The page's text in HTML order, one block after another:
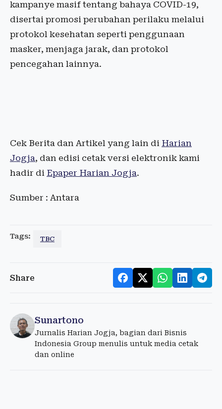
kampanye masif tentang bahaya COVID-19,
disertai promosi perubahan perilaku melalui
protokol kesehatan seperti penggunaan
masker, menjaga jarak, dan protokol
pencegahan lainnya.
Cek Berita dan Artikel yang lain di Harian
Jogja, dan edisi cetak versi elektronik kami
hadir di Epaper Harian Jogja.
Sumber : Antara
Tags: TBC
Share
Sunartono
Jurnalis Harian Jogja, bagian dari Bisnis
Indonesia Group menulis untuk media cetak
dan online